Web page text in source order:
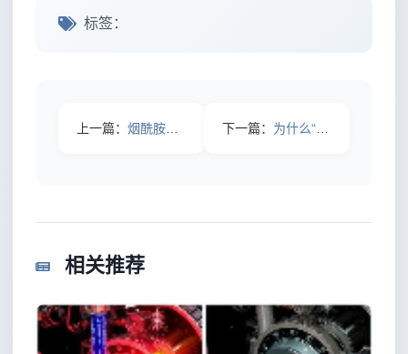
标签：
上一篇： 烟酰胺美白效果揭秘：真的能让肤色焕然一新吗？ 下一篇： 为什么“面膜使用频率”成为护肤的关键？这些细节决定成败！
相关推荐